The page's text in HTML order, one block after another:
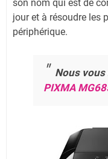
son nom qui est de
jour et à résoudre les
périphérique.
Nous
PIXMA